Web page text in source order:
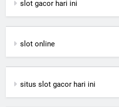
slot gacor hari ini
slot online
situs slot gacor hari ini